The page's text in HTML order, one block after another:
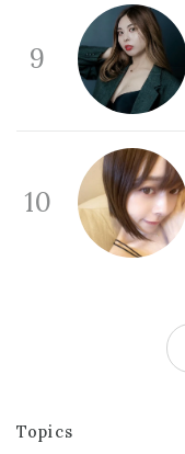
9
10
Topics